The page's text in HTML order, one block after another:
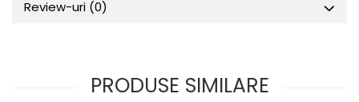
Review-uri (0)
PRODUSE SIMILARE